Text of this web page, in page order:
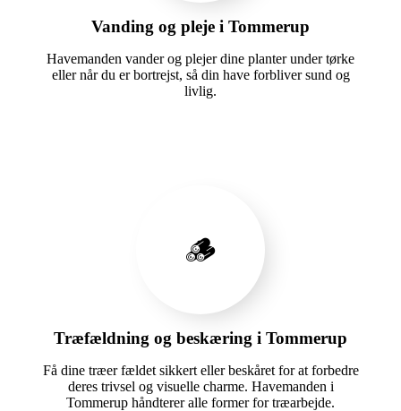
Vanding og pleje i Tommerup
Havemanden vander og plejer dine planter under tørke
eller når du er bortrejst, så din have forbliver sund og
livlig.
🪵
Træfældning og beskæring i Tommerup
Få dine træer fældet sikkert eller beskåret for at forbedre
deres trivsel og visuelle charme. Havemanden i
Tommerup håndterer alle former for træarbejde.